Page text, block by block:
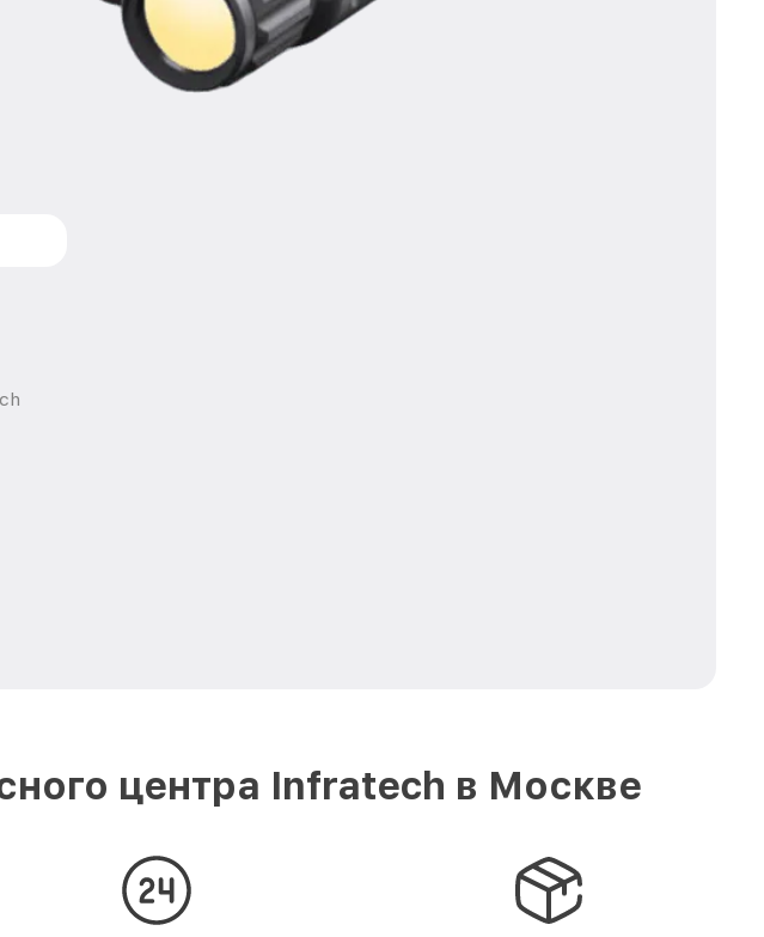
центра Infratech в Москве